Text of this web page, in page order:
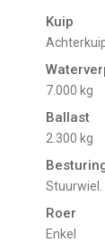
Kuip
7.000 kg
Ballast
2.300 kg
Roer
Enkel